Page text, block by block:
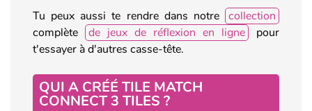
Tu peux aussi te rendre dans notre collection
complète
de jeux de réflexion en ligne
pour
t'essayer à d'autres casse-tête.
QUI A CRÉÉ TILE MATCH
CONNECT 3 TILES ?